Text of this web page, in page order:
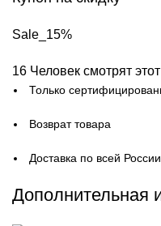
Sale_15%
16 Человек смотрят
Только
Возврат товара
Доставка по всей России
Дополнительная